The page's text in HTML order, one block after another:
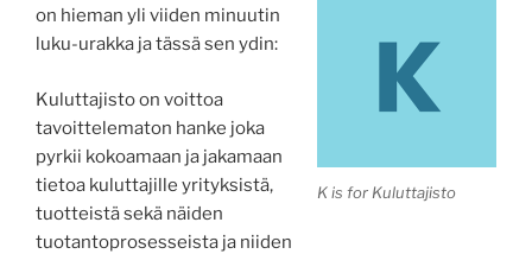
K is for Kuluttajisto
on hieman yli viiden minuutin
luku-urakka ja tässä sen ydin:
Kuluttajisto on voittoa
tavoittelematon hanke joka
pyrkii kokoamaan ja jakamaan
tietoa kuluttajille yrityksistä,
tuotteistä sekä näiden
tuotantoprosesseista ja niiden